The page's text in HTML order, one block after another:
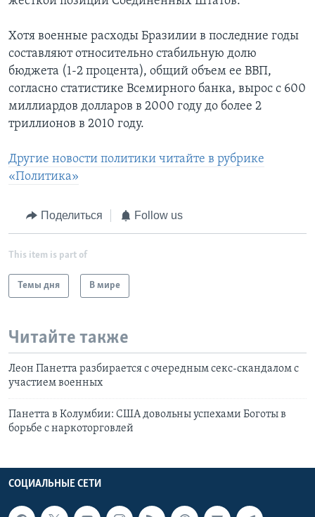
Хотя военные расходы Бразилии в последние годы
составляют относительно стабильную долю
бюджета (1-2 процента), общий объем ее ВВП,
согласно статистике Всемирного банка, вырос с 600
миллиардов долларов в 2000 году до более 2
триллионов в 2010 году.
Другие новости политики читайте в рубрике
«Политика»
Поделиться Follow us
This item is part of
Темы дня В мире
Читайте также
Леон Панетта разбирается с очередным секс-скандалом с
участием военных
Панетта в Колумбии: США довольны успехами Боготы в
борьбе с наркоторговлей
СОЦИАЛЬНЫЕ СЕТИ